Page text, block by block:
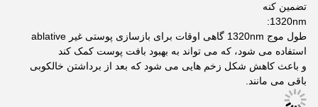
تضمین کنه
1320nm:
طول موج 1320nm گاهی اوقات برای بازسازی پوستی غیر ablative
استفاده می شود، که می تواند به بهبود بافت پوست کمک کند
و باعث کاهش شکل زخم هایی می شود که بعد از برداشتن خالکوبی
باقی می مانند.